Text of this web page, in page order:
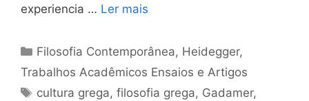
experiencia … Ler mais
Categorias
Filosofia Contemporânea, Heidegger,
Trabalhos Acadêmicos Ensaios e Artigos
Tags
cultura grega,filosofia grega, Gadamer,